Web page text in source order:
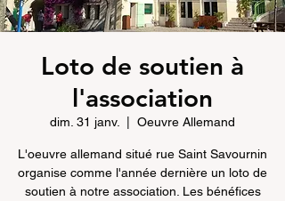
Loto de soutien à
l'association
dim. 31 janv. Oeuvre Allemand
L'oeuvre allemand situé rue Saint Savournin
organise comme l'année dernière un loto de
soutien à notre association. Les bénéfices